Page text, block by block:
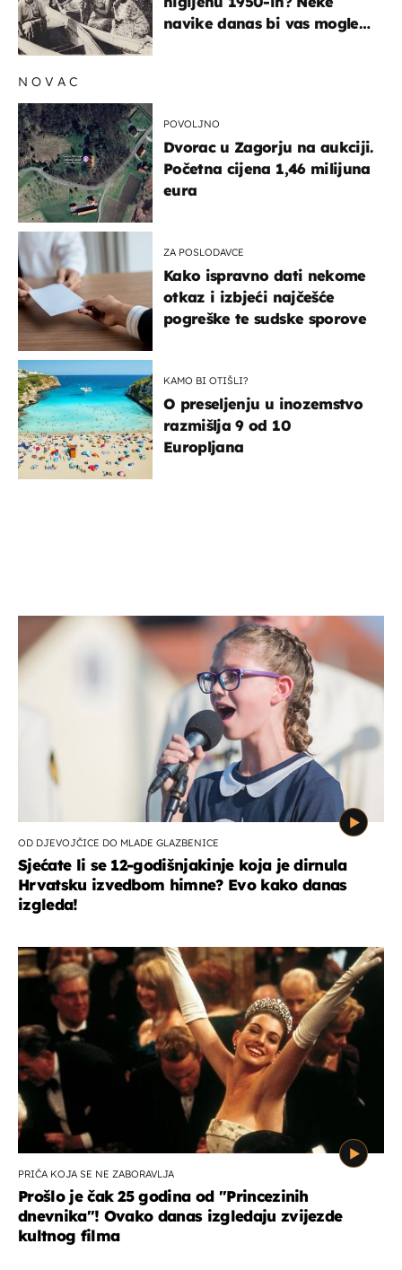
navike danas bi vas mogle
NOVAC
POVOLJNO
Dvorac u Zagorju na aukciji.
Početna cijena 1,46 milijuna
eura
ZA POSLODAVCE
Kako ispravno dati nekome
otkaz i izbjeći najčešće
pogreške te sudske sporove
KAMO BI OTIŠLI?
O preseljenju u inozemstvo
razmišlja 9 od 10
Europljana
OD DJEVOJČICE DO MLADE GLAZBENICE
Sjećate li se 12-godišnjakinje koja je dirnula
Hrvatsku izvedbom himne? Evo kako danas
izgleda!
PRIČA KOJA SE NE ZABORAVLJA
Prošlo je čak 25 godina od ''Princezinih
dnevnika''! Ovako danas izgledaju zvijezde
kultnog filma